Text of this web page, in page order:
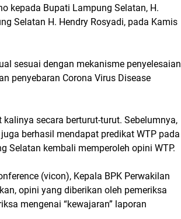
kepada Bupati Lampung Selatan, H.
Selatan H. Hendry Rosyadi, pada Kamis
sesuai dengan mekanisme penyelesaian
penyebaran Corona Virus Disease
secara berturut-turut. Sebelumnya,
berhasil mendapat predikat WTP pada
Selatan kembali memperoleh opini WTP.
(vicon), Kepala BPK Perwakilan
opini yang diberikan oleh pemeriksa
mengenai “kewajaran” laporan